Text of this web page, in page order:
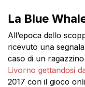
La Blue
All’epoca dello
ricevuto una
caso di un
Livorno gettandosi
2017 con il gioco